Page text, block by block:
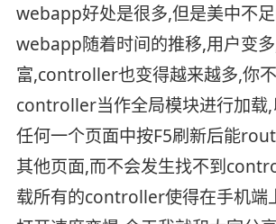
webapp好处是很多,但是美中不
webapp随着时间的推移,用户变
富,controller也变得越来越多,你
controller当作全局模块进行加载,
任何一个页面中按F5刷新后能
其他页面,而不会发生找不到
载所有的controller使得在手机端